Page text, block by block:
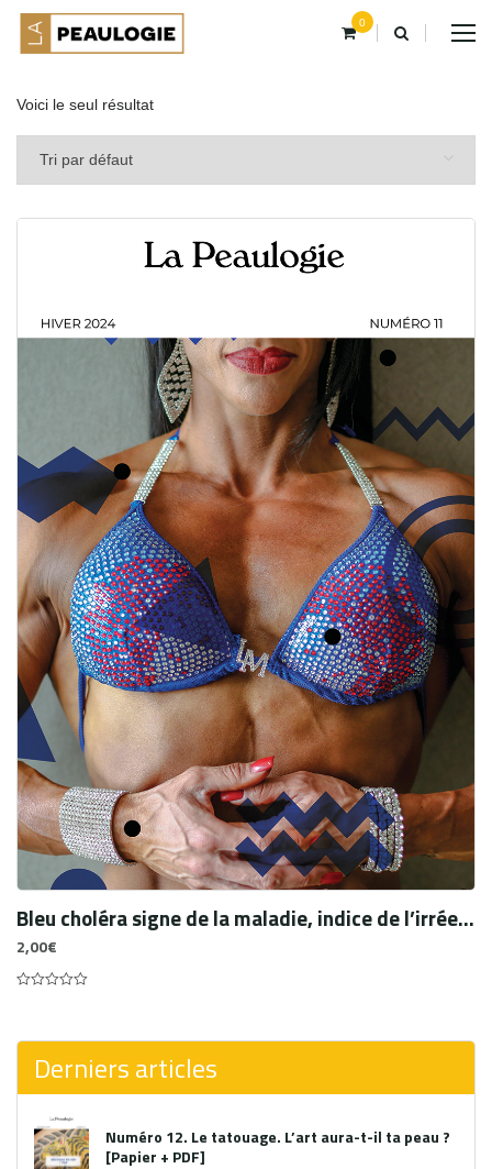
0
Voici le seul résultat
Bleu choléra signe de la maladie, indice de l’irréel. La peau et sa couleur comme éléments actanciels du Hussard sur le toit (Giono, 1951) et frontière narrative entre littérature et médecine, par le procédé de la sensorialisation.
2,00€
5
Derniers articles
Numéro 12. Le tatouage. L’art aura-t-il ta peau ?
[Papier + PDF]